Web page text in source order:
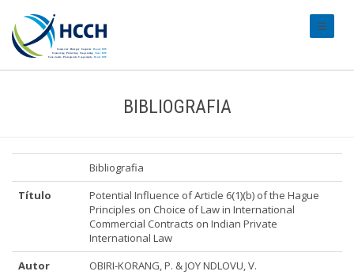
BIBLIOGRAFIA
Bibliografia
Título
Potential Influence of Article 6(1)(b) of the Hague
Principles on Choice of Law in International
Commercial Contracts on Indian Private
International Law
Autor
OBIRI-KORANG, P. & JOY NDLOVU, V.